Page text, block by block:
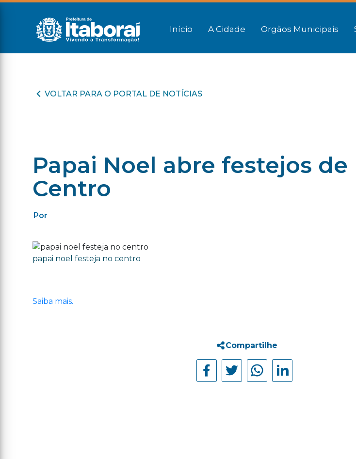
Início A Cidade Orgãos Municipais
VOLTAR PARA O PORTAL DE NOTÍCIAS
Papai Noel abre festejos
Centro
Por
papai noel festeja no centro
Saiba mais.
Compartilhe